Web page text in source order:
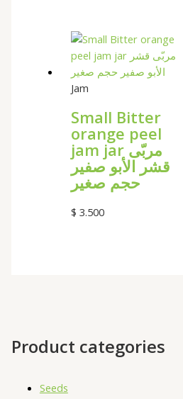
Product categories
Seeds
Jam
Small Bitter
orange peel
jam jar مربّى
قشر الأبو صفير
حجم صغير
$ 3.500